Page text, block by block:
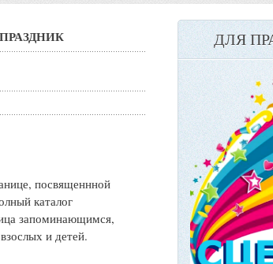
посвященнной
каталог
запоминающимся,
и детей.
ДЛЯ